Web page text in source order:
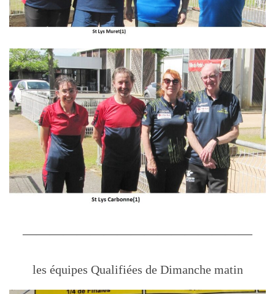
—————————————————
les équipes Qualifiées de Dimanche matin